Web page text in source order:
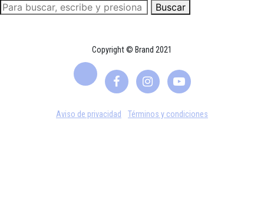
Buscar
Copyright © Brand 2021
Aviso de privacidad Términos y condiciones